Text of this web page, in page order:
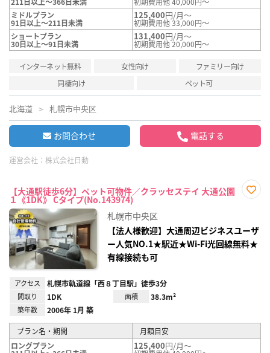
ミドルプラン
91日以上～211日未満
125,400円/月～
初期費用他 33,000円～
ショートプラン
30日以上～91日未満
131,400円/月～
初期費用他 20,000円～
インターネット無料 女性向け
ファミリー向け
同棲向け
ペット可
北海道 札幌市中央区
お問合わせ 電話する
運営会社： 株式会社日動
【大通駅徒歩6分】ペット可物件／クラッセステイ 大通公園
１《1DK》 Cタイプ(No.143974)
録
札幌市中央区
【法人様歓迎】大通周辺ビジネスユーザ
ー人気NO.1★駅近★Wi-Fi光回線無料★
有線接続も可
アクセス 札幌市軌道線「西８丁目駅」徒歩3分
間取り 1DK 面積 38.3m²
築年数 2006年 1月 築
プラン名・期間
月額目安
ロングプラン
125,400円/月～